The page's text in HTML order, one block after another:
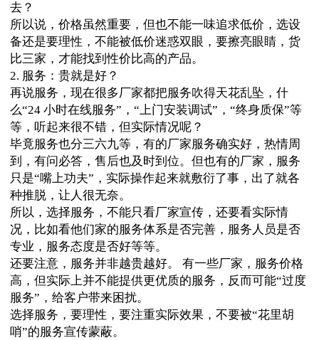
去？
所以说，价格虽然重要，但也不能一味追求低价，选设
备还是要理性，不能被低价迷惑双眼，要擦亮眼睛，货
比三家，才能找到性价比高的产品。
2. 服务：贵就是好？
再说服务，现在很多厂家都把服务吹得天花乱坠，什
么“24 小时在线服务”，“上门安装调试”，“终身质保”等
等，听起来很不错，但实际情况呢？
毕竟服务也分三六九等，有的厂家服务确实好，热情周
到，有问必答，售后也及时到位。但也有的厂家，服务
只是“嘴上功夫”，实际操作起来就敷衍了事，出了就各
种推脱，让人很无奈。
所以，选择服务，不能只看厂家宣传，还要看实际情
况，比如看他们家的服务体系是否完善，服务人员是否
专业，服务态度是否好等等。
还要注意，服务并非越贵越好。 有一些厂家，服务价格
高，但实际上并不能提供更优质的服务，反而可能“过度
服务”，给客户带来困扰。
选择服务，要理性，要注重实际效果，不要被“花里胡
哨”的服务宣传蒙蔽。